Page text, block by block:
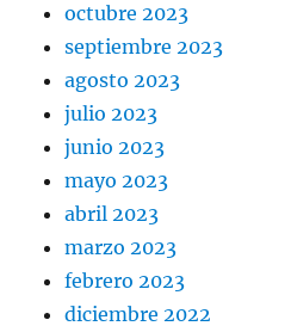
octubre 2023
septiembre 2023
agosto 2023
julio 2023
junio 2023
mayo 2023
abril 2023
marzo 2023
febrero 2023
diciembre 2022